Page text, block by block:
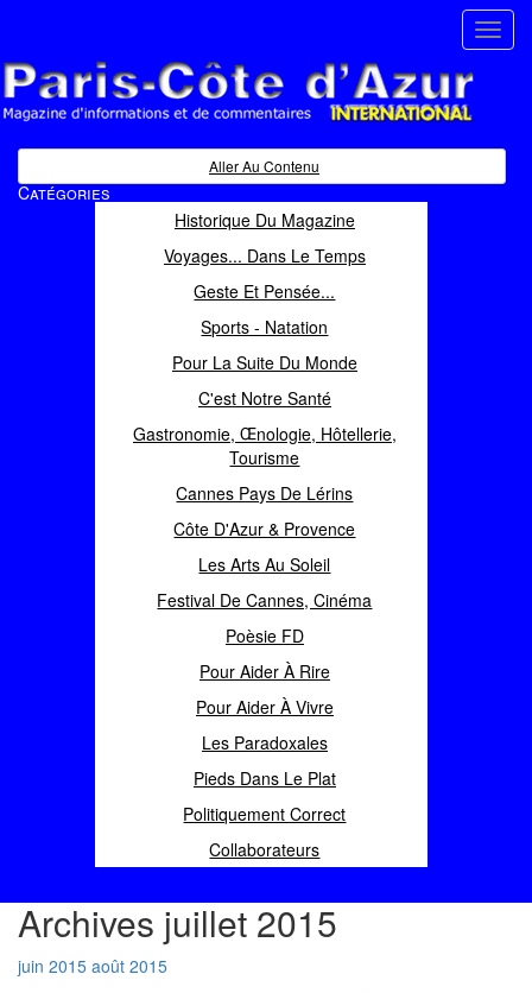
Magazine d'informations et de commentaires
Aller Au Contenu
Catégories
Historique Du Magazine
Voyages... Dans Le Temps
Geste Et Pensée...
Sports - Natation
Pour La Suite Du Monde
C'est Notre Santé
Gastronomie, Œnologie, Hôtellerie,
Tourisme
Cannes Pays De Lérins
Côte D'Azur & Provence
Les Arts Au Soleil
Festival De Cannes, Cinéma
Poèsie FD
Pour Aider À Rire
Pour Aider À Vivre
Les Paradoxales
Pieds Dans Le Plat
Politiquement Correct
Collaborateurs
Archives juillet 2015
juin 2015 août 2015